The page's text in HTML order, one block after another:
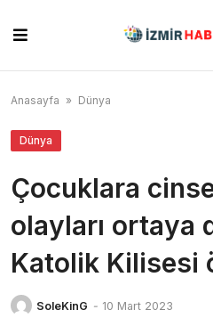
content
Anasayfa » Dünya
Dünya
Çocuklara
olayları ortaya
Katolik Kilisesi
SoleKinG - 10 Mart 2023